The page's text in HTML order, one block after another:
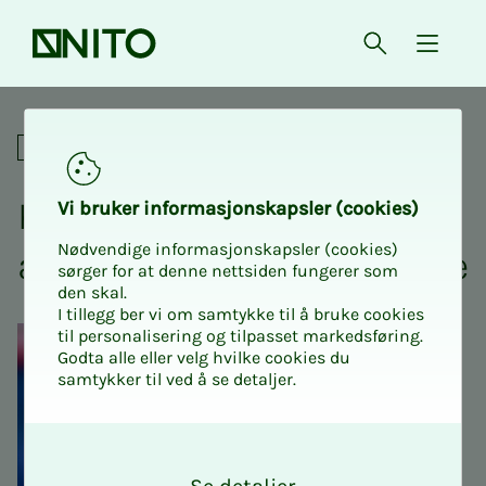
Forsiden Åpne søk
{
KI videregående – KI-
Nettkurs
KI vi­­­de­re­­­gå­en­­­de – KI-
agen­­­ter, Co­pi­lot og Clau­­­de
Vi bru­­­ker in­­­for­­­ma­­­sjons­­­kaps­­­­­ler (cookies)
Nødvendige informasjonskapsler (cookies)
sørger for at denne nettsiden fungerer som
den skal.
I tillegg ber vi om samtykke til å bruke cookies
til personalisering og tilpasset markedsføring.
Godta alle eller velg hvilke cookies du
samtykker til ved å se detaljer.